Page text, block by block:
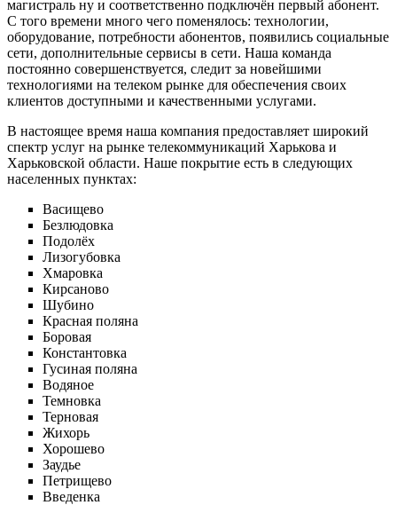
магистраль ну и соответственно подключён первый абонент.
С того времени много чего поменялось: технологии,
оборудование, потребности абонентов, появились социальные
сети, дополнительные сервисы в сети. Наша команда
постоянно совершенствуется, следит за новейшими
технологиями на телеком рынке для обеспечения своих
клиентов доступными и качественными услугами.
В настоящее время наша компания предоставляет широкий
спектр услуг на рынке телекоммуникаций Харькова и
Харьковской области. Наше покрытие есть в следующих
населенных пунктах:
Васищево
Безлюдовка
Подолёх
Лизогубовка
Хмаровка
Кирсаново
Шубино
Красная поляна
Боровая
Константовка
Гусиная поляна
Водяное
Темновка
Терновая
Жихорь
Хорошево
Заудье
Петрищево
Введенка